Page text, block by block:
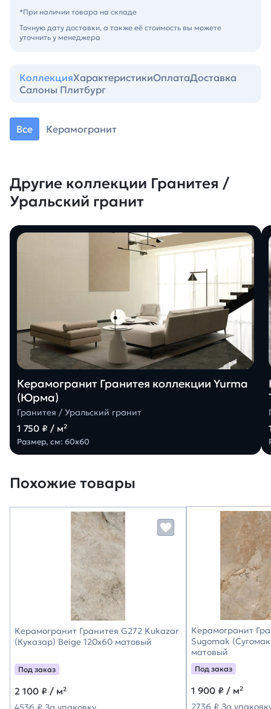
*При наличии товара на складе
Точную дату доставки, а также её стоимость вы можете
уточнить у менеджера
КоллекцияХарактеристикиОплатаДоставка
Салоны Плитбург
Все Керамогранит
Другие коллекции Гранитея /
Уральский гранит
Керамогранит Гранитея коллекции Yurma
(Юрма)
Гранитея / Уральский гранит
1 750 ₽ / м²
Размер, см: 60х60
Похожие товары
Керамогранит Гранитея G272 Kukazar
(Куказар) Beige 120х60 матовый
Под заказ
2 100 ₽ / м²
Керамогранит
Sugomak
матовый
Под заказ
1 900 ₽ / м²
2736 ₽ За